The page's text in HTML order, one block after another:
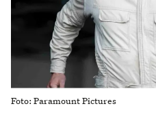
Foto: Paramount Pictures